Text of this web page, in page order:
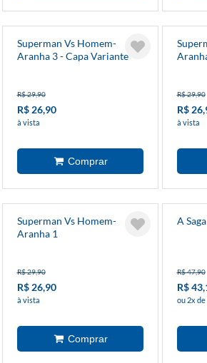
Superman Vs Homem-
Aranha 3 - Capa Variante
R$ 29,90
R$ 26,90
à vista
R$ 29,90
R$
à vista
Superman Vs Homem-
Aranha 1
R$ 29,90
R$ 26,90
à vista
A
R$ 47,90
R$
ou 2x de